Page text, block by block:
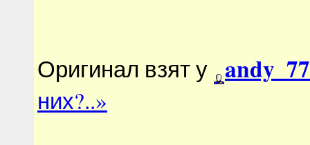
Оригинал взят у
них?..»